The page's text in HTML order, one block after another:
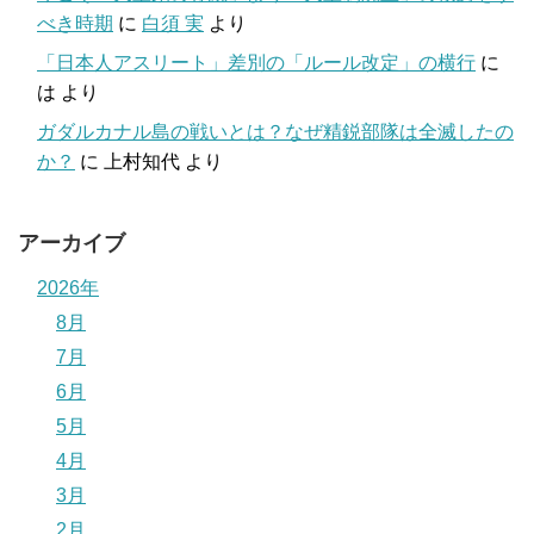
べき時期 に 白須 実 より
「日本人アスリート」差別の「ルール改定」の横行 に
は より
ガダルカナル島の戦いとは？なぜ精鋭部隊は全滅したの
か？ に 上村知代 より
アーカイブ
2026年
8月
7月
6月
5月
4月
3月
2月